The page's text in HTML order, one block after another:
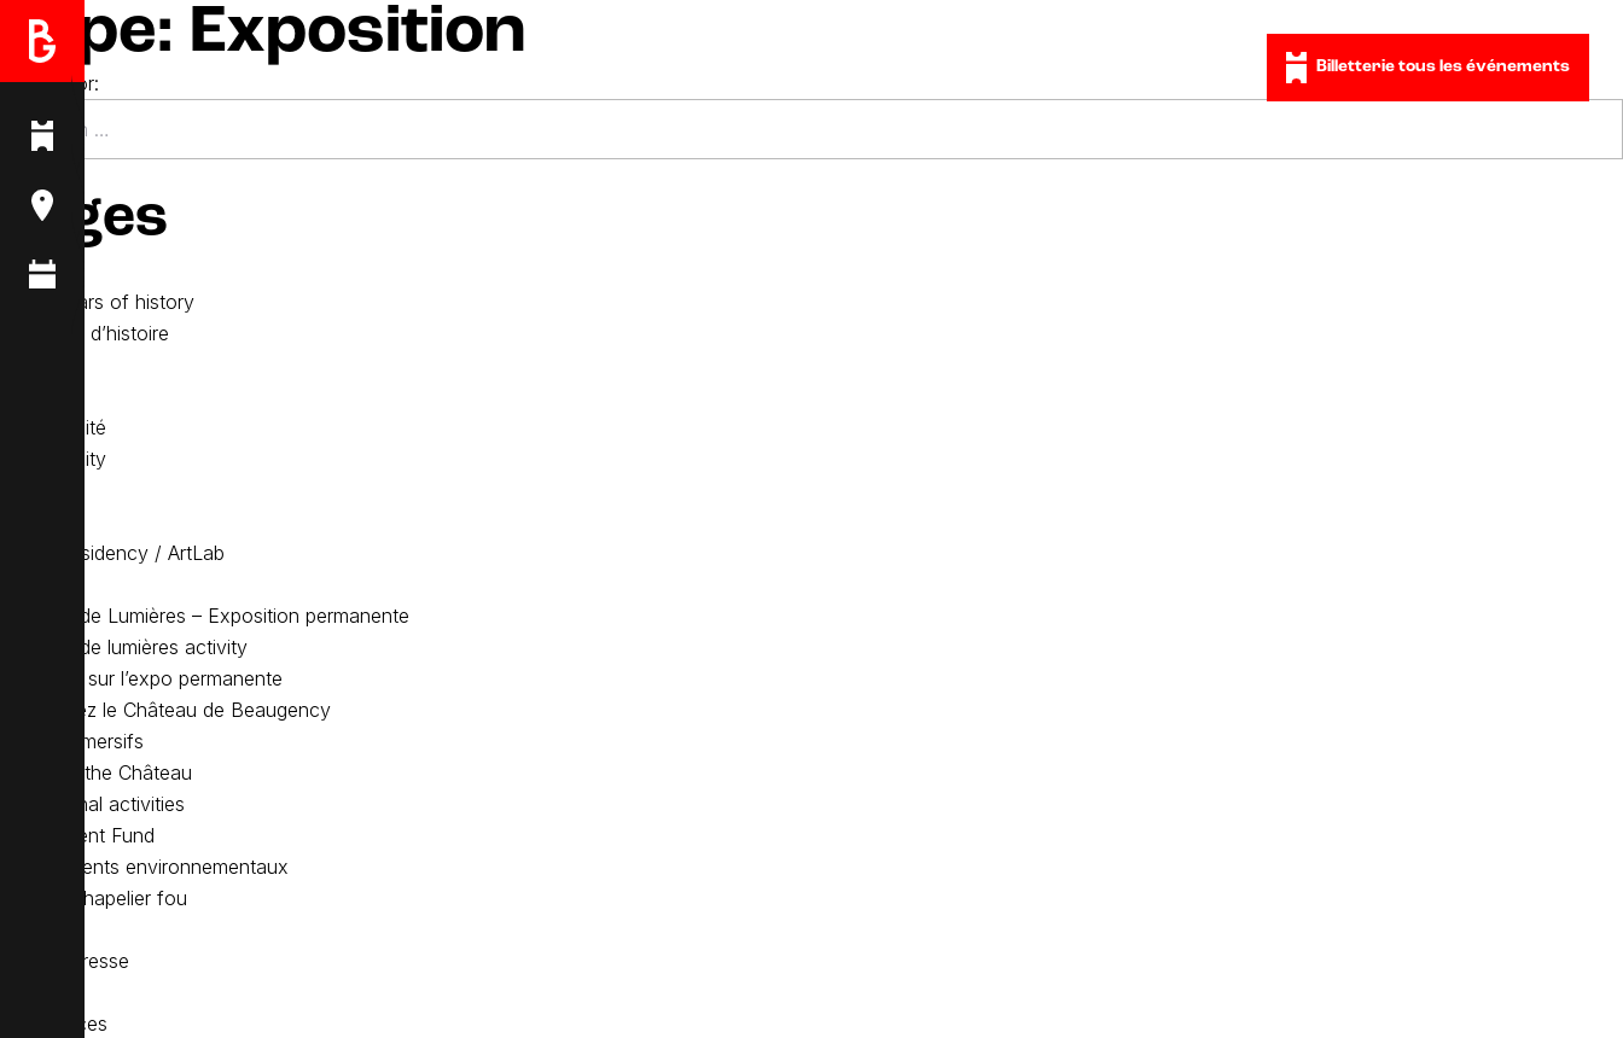
Billetterie tous les événements
Type: Exposition
Search for:
Pages
1,000 years of history
10 siècles d’histoire
Accessibilité
Accessibility
Artists’ residency / ArtLab
Château de Lumières – Exposition permanente
Château de lumières activity
Clin d’oeil sur l’expo permanente
Découvrez le Château de Beaugency
Dîners immersifs
Discover the Château
Educational activities
Endowment Fund
Engagements environnementaux
Enigme Chapelier fou
Espace presse
Expériences